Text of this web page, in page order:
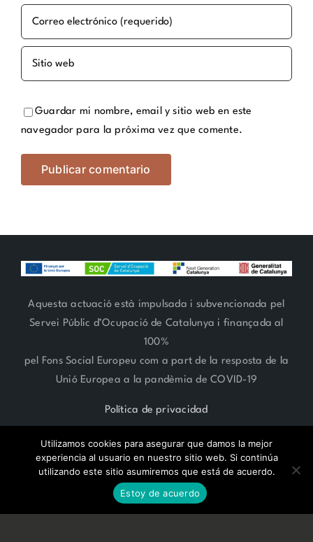
Guardar mi nombre, email y sitio web en este
navegador para la próxima vez que comente.
Aquesta actuació està impulsada i subvencionada pel
Servei Públic d’Ocupació de Catalunya i finançada al
100%
pel Fons Social Europeu com a part de la resposta de la
Unió Europea a la pandèmia de COVID-19
Política de privacidad
ARTE FLORAL 93 666 27 06 | ESTILISMO 93 685 62 38 | Paseo
RESERVA CITA ONLINE
Utilizamos cookies para asegurar que damos la mejor
experiencia al usuario en nuestro sitio web. Si continúa
utilizando este sitio asumiremos que está de acuerdo.
Estoy de acuerdo